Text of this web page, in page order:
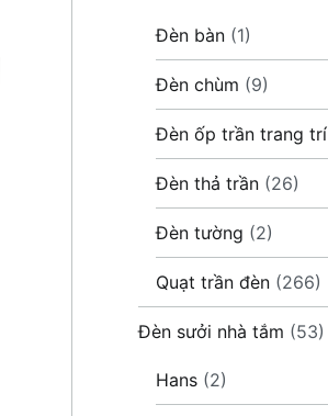
Đèn bàn (1)
Đèn chùm (9)
Đèn ốp trần trang trí
Đèn thả trần (26)
Đèn tường (2)
Quạt trần đèn (266)
Đèn sưởi nhà tắm (53)
Hans (2)